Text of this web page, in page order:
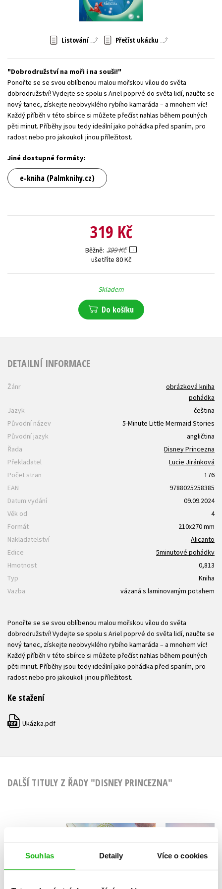
Souhlas Detaily Více o cookies
Zahraniční literatura
Všechny tituly
Listování Přečíst ukázku
Dobrodružství na moři i na souši!
Ponořte se se svou oblíbenou malou mořskou vílou do světa
dobrodružství! Vydejte se spolu s Ariel poprvé do světa lidí, naučte se
nový tanec, získejte neobvyklého rybího kamaráda – a mnohem víc!
Každý příběh v této sbírce si můžete přečíst nahlas během pouhých
pěti minut. Příběhy jsou tedy ideální jako pohádka před spaním, pro
radost nebo pro jakoukoli jinou příležitost.
Jiné dostupné formáty:
e-kniha (Palmknihy.cz)
319 Kč
Běžně 399 Kč
ušetříte 80 Kč
Skladem
Do košíku
DETAILNÍ INFORMACE
Žánr
obrázková kniha
pohádka
Jazyk
čeština
Původní název
5-Minute Little Mermaid Stories
Původní jazyk
angličtina
Řada
Disney Princezna
Překladatel
Lucie Jiránková
Počet stran
176
EAN
9788025258385
Datum vydání
09.09.2024
Věk od
4
Formát
210x270 mm
Nakladatelství
Alicanto
Edice
5minutové pohádky
Hmotnost
0,813
Typ
Kniha
Vazba
vázaná s laminovaným potahem
Ponořte se se svou oblíbenou malou mořskou vílou do světa
dobrodružství! Vydejte se spolu s Ariel poprvé do světa lidí, naučte se
nový tanec, získejte neobvyklého rybího kamaráda – a mnohem víc!
Každý příběh v této sbírce si můžete přečíst nahlas během pouhých
pěti minut. Příběhy jsou tedy ideální jako pohádka před spaním, pro
radost nebo pro jakoukoli jinou příležitost.
Ke stažení
PDF Ukázka.pdf
DALŠÍ TITULY Z ŘADY "DISNEY PRINCEZNA"
5minutové pohádky
Kolektiv
Platinová